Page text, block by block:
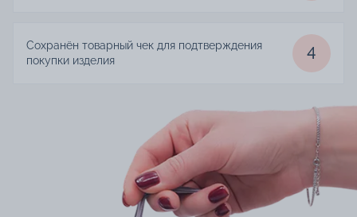
Сохранён товарный чек для подтверждения
покупки изделия
4